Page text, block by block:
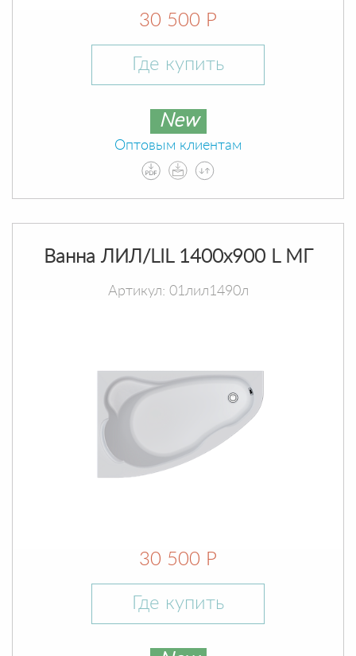
30 500 Р
Где купить
New
Оптовым клиентам
Ванна ЛИЛ/LIL 1400х900 L МГ
Артикул: 01лил1490л
30 500 Р
Где купить